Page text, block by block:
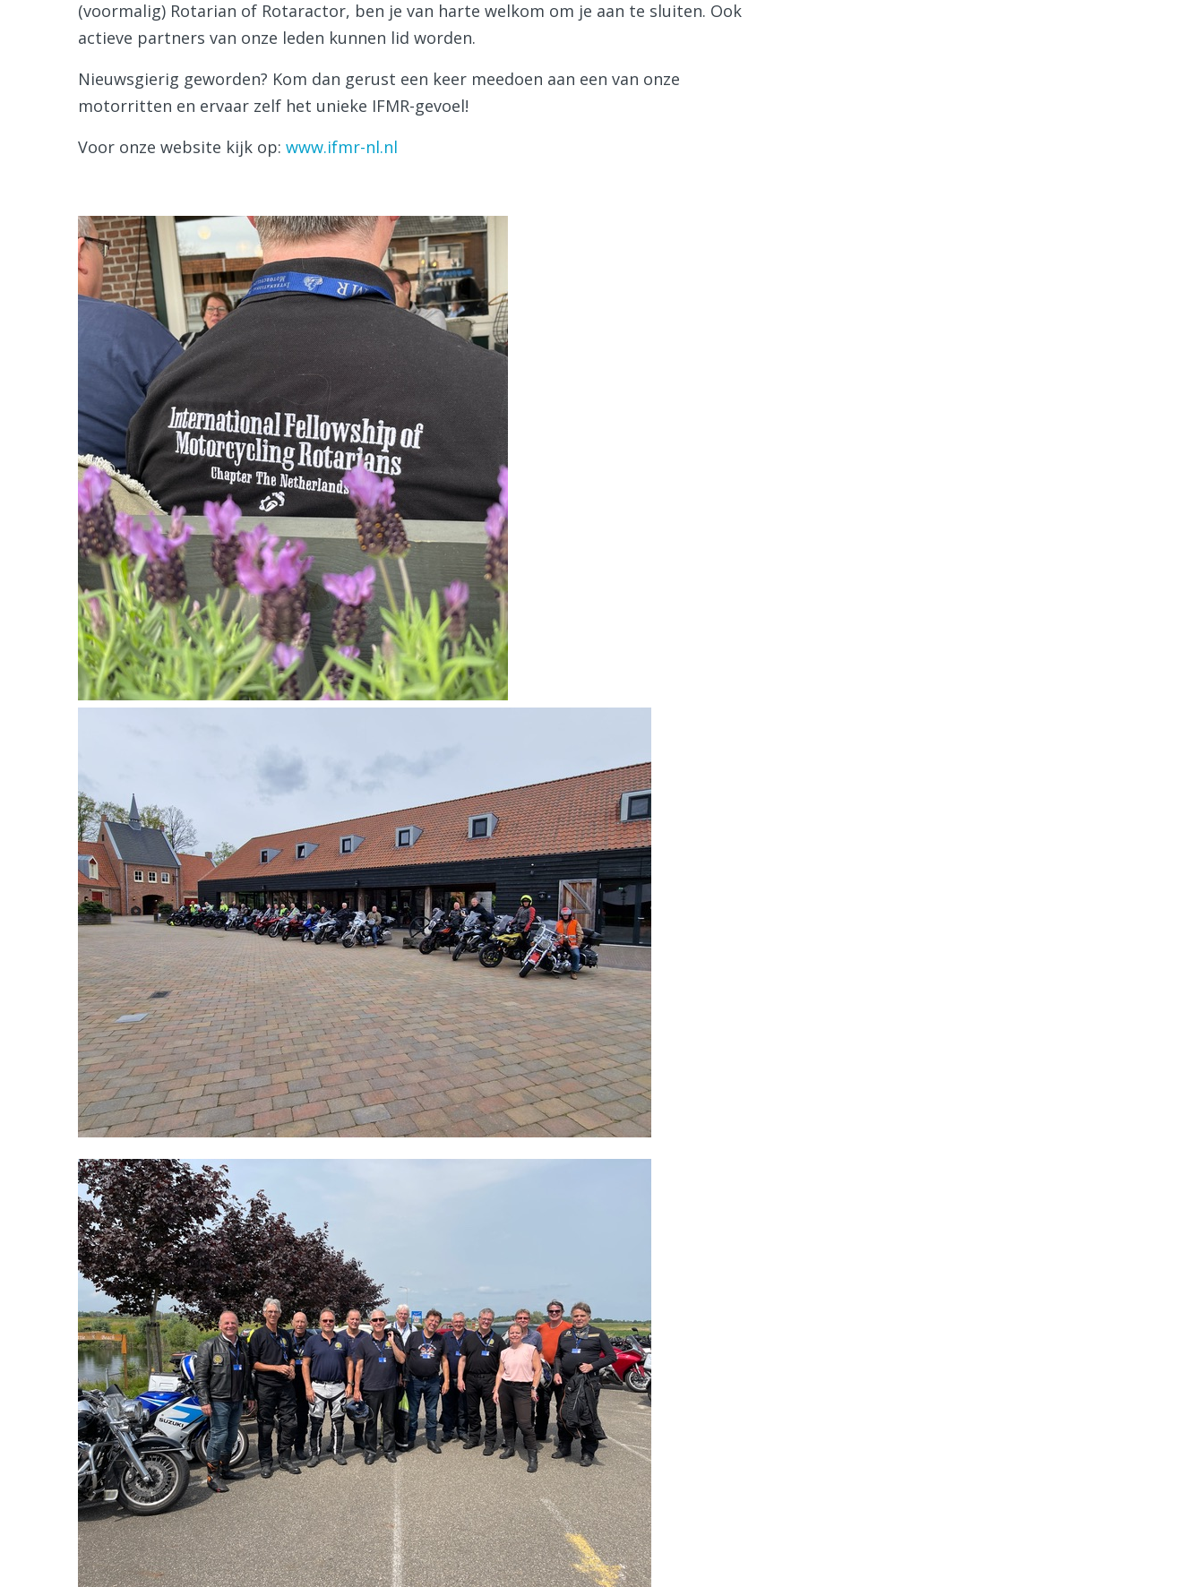
(voormalig) Rotarian of Rotaractor, ben je van harte welkom om je aan te sluiten. Ook
actieve partners van onze leden kunnen lid worden.
Nieuwsgierig geworden? Kom dan gerust een keer meedoen aan een van onze
motorritten en ervaar zelf het unieke IFMR-gevoel!
Voor onze website kijk op: www.ifmr-nl.nl